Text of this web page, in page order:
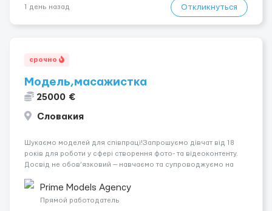
1 день назад Откликнуться
срочно
Модель,масажистка
25000 €
Словакия
Шукаємо моделей для співпраці!Запрошуємо дівчат від 18
років для роботи у сфері створення фото- та відеоконтенту.
Досвід не обов’язковий — навчаємо та супроводжуємо на
конфіденційність і професійну підтримку. Працюємо офіційно,
поважаємо особ...
Prime Models Agency
Прямой работодатель